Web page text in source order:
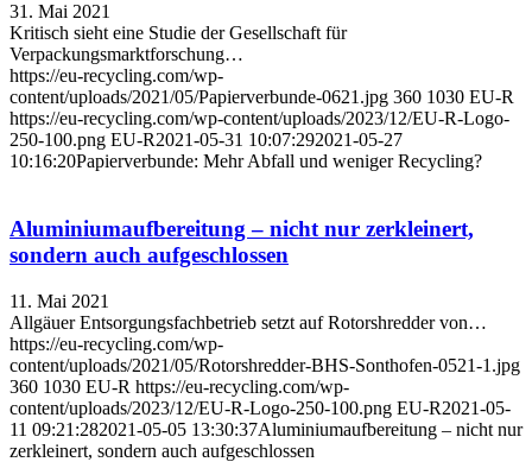
31. Mai 2021
Kritisch sieht eine Studie der Gesellschaft für
Verpackungsmarktforschung…
https://eu-recycling.com/wp-
content/uploads/2021/05/Papierverbunde-0621.jpg 360 1030 EU-R
https://eu-recycling.com/wp-content/uploads/2023/12/EU-R-Logo-
250-100.png EU-R2021-05-31 10:07:292021-05-27
10:16:20Papierverbunde: Mehr Abfall und weniger Recycling?
Aluminiumaufbereitung – nicht nur zerkleinert,
sondern auch aufgeschlossen
11. Mai 2021
Allgäuer Entsorgungsfachbetrieb setzt auf Rotorshredder von…
https://eu-recycling.com/wp-
content/uploads/2021/05/Rotorshredder-BHS-Sonthofen-0521-1.jpg
360 1030 EU-R https://eu-recycling.com/wp-
content/uploads/2023/12/EU-R-Logo-250-100.png EU-R2021-05-
11 09:21:282021-05-05 13:30:37Aluminiumaufbereitung – nicht nur
zerkleinert, sondern auch aufgeschlossen